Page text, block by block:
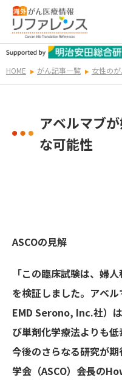
HOME がん記事一覧 女性の
アベルマブ
な可能性
ASCOの見解
「この臨床試験は、婦
を検証しました。アベ
EMD Serono, Inc.社）
び単剤化学療法よりも
今後のさらなる研究が
学会（ASCO）会長の